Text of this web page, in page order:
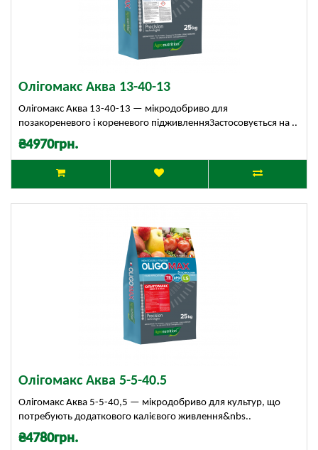
Олігомакс Аква 13-40-13
Олігомакс Аква 13-40-13 — мікродобриво для
позакореневого і кореневого підживленняЗастосовується на ..
₴4970грн.
Олігомакс Аква 5-5-40.5
Олігомакс Аква 5-5-40,5 — мікродобриво для культур, що
потребують додаткового калієвого живлення&nbs..
₴4780грн.